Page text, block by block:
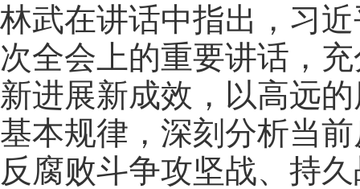
林武在讲话中指出，习
次全会上的重要讲话，
新进展新成效，以高远
基本规律，深刻分析当
反腐败斗争攻坚战、持